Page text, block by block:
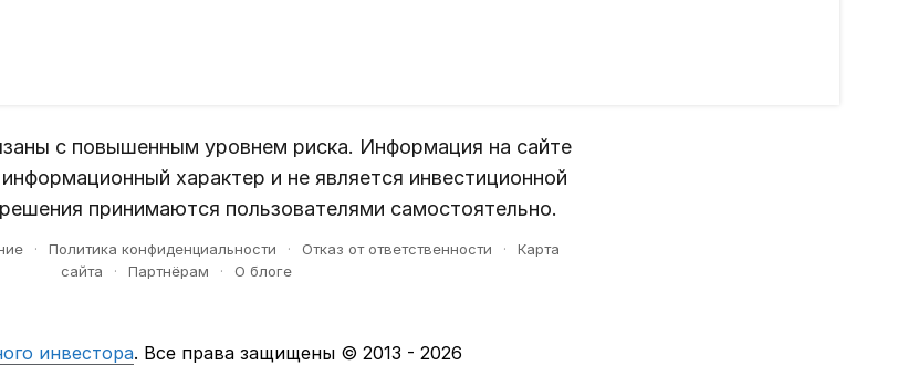
с повышенным уровнем риска. Информация на сайте
характер и не является инвестиционной
принимаются пользователями самостоятельно.
· Политика конфиденциальности · Отказ от ответственности ·
Карта
сайта
· Партнёрам · О блоге
инвестора. Все права защищены © 2013 - 2026